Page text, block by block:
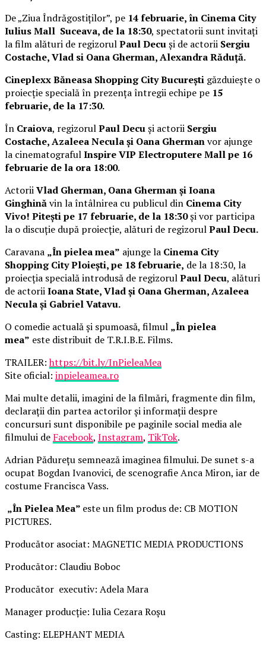
De „Ziua Îndrăgostiților”, pe 14 februarie, în Cinema City
Iulius Mall Suceava, de la 18:30, spectatorii sunt invitați
la film alături de regizorulPaul Decuși de actorii Sergiu
Costache, Vlad si Oana Gherman, Alexandra Răduță.
Cineplexx Băneasa Shopping City București găzduiește o
proiecție specială în prezența întregii echipe pe 15
februarie, de la 17:30.
În Craiova, regizorulPaul Decuși actorii Sergiu
Costache, Azaleea Necula și Oana Ghermanvor ajunge
la cinematografulInspire VIP Electroputere Mall pe 16
februarie de la ora 18:00.
ActoriiVlad Gherman, Oana Gherman și Ioana
Ginghinăvin la întâlnirea cu publicul din Cinema City
Vivo! Pitești pe 17 februarie, de la 18:30și vor participa
la o discuție după proiecție, alături de regizorulPaul Decu.
Caravana „În pielea mea” ajunge la Cinema City
Shopping City Ploiești, pe 18 februarie, de la 18:30, la
proiecția specială introdusă de regizorulPaul Decu, alături
de actoriiIoana State, Vlad și Oana Gherman, Azaleea
Necula și Gabriel Vatavu.
O comedie actuală și spumoasă, filmul „În pielea
mea” este distribuit de T.R.I.B.E. Films.
TRAILER:https://bit.ly/InPieleaMea
Site oficial: inpieleamea.ro
Mai multe detalii, imagini de la filmări, fragmente din film,
declarații din partea actorilor și informații despre
concursuri sunt disponibile pe paginile social media ale
filmului de Facebook, Instagram, TikTok.
Adrian Pădurețu semnează imaginea filmului. De sunet s-a
ocupat Bogdan Ivanovici, de scenografie Anca Miron, iar de
costume Francisca Vass.
„În Pielea Mea” este un film produs de: CB MOTION
PICTURES.
Producător asociat: MAGNETIC MEDIA PRODUCTIONS
Producător: Claudiu Boboc
Producător executiv: Adela Mara
Manager producție: Iulia Cezara Roșu
Casting: ELEPHANT MEDIA